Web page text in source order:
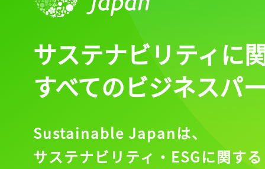
サステナビリティに
すべてのビジネスパ
Sustainable Japanは、
サステナビリティ・ESGに関する